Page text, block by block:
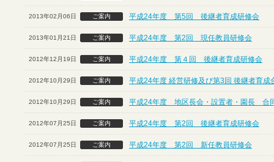
2013年02月06日 ご案内 平成24年度 第5回 後継者育成研修会
2013年01月21日 ご案内 平成24年度 第2回 現任教員研修会
2012年12月19日 ご案内 平成24年度 第４回 後継者育成研修会
2012年10月29日 ご案内 平成24年度 経営研修及び第3回 後継者育成
2012年10月29日 ご案内 平成24年度 地区長会・設置者・園長 合
2012年07月25日 ご案内 平成24年度 第2回 後継者育成研修会
2012年07月25日 ご案内 平成24年度 第2回 新任教員研修会